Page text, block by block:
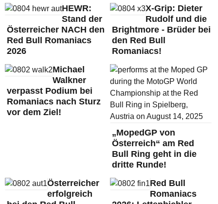
HEWR:
Stand der
Österreicher NACH den
Red Bull Romaniacs
2026
X-Grip: Dieter
Rudolf und die
Brightmore - Brüder bei
den Red Bull
Romaniacs!
Michael
Walkner
verpasst Podium bei
Romaniacs nach Sturz
vor dem Ziel!
„MopedGP von
Österreich“ am Red
Bull Ring geht in die
dritte Runde!
Österreicher
erfolgreich
Red Bull
Romaniacs